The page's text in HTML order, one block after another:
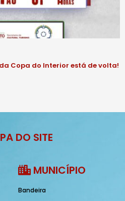
Copa do Interior está de volta!
DO SITE
MUNICÍPIO
Bandeira